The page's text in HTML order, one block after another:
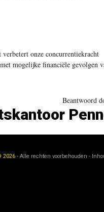
onze concurrentiekracht
mogelijke financiële gevolgen
Beantwoord
2026- Alle rechten voorbehouden -